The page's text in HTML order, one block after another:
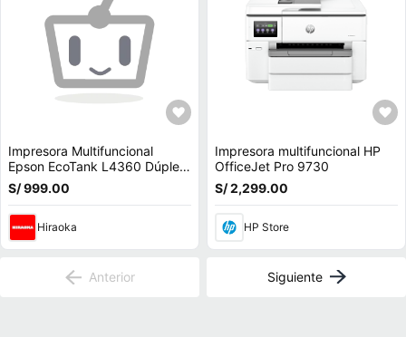
Impresora Multifuncional
Epson EcoTank L4360 Dúplex
WiFi + Mochila Targus
S/ 999.00
Hiraoka
Impresora multifuncional HP
OfficeJet Pro 9730
S/ 2,299.00
HP Store
Anterior Siguiente